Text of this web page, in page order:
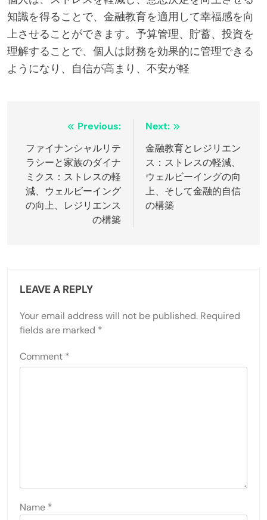
知識を得ることで、金融教育を適用して幸福感を向
上させることができます。予算管理、貯蓄、投資を
理解することで、個人は財務を効果的に管理できる
ようになり、自信が高まり、不安が軽
navigation
Previous:
ファイナンシャルリテ
ラシーと家族のダイナ
ミクス：ストレスの軽
減、ウェルビーイング
の向上、レジリエンス
の構築
Next:
金融教育とレジリエン
ス：ストレスの軽減、
ウェルビーイングの向
上、そして金融的自信
の構築
LEAVE A REPLY
Your email address will not be published. Required
fields are marked *
Comment *
Name *